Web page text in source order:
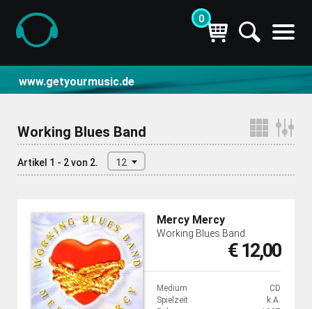
0
www.getyourmusic.de
Working Blues Band
Artikel 1 - 2 von 2. 12
Mercy Mercy
Working Blues Band
€ 12,00
Medium
CD
Spielzeit
k.A.